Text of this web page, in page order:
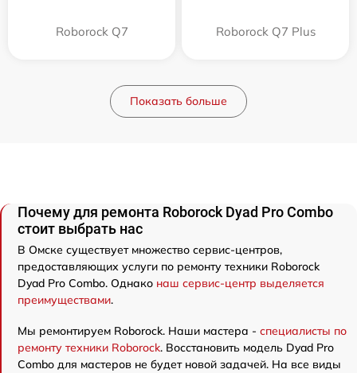
Roborock Q7 Roborock Q7 Plus
Показать больше
Почему для ремонта Roborock Dyad Pro Combo
стоит выбрать нас
В Омске существует множество сервис-центров,
предоставляющих услуги по ремонту техники Roborock
Dyad Pro Combo. Однако наш сервис-центр выделяется
преимуществами.
Мы ремонтируем Roborock. Наши мастера - специалисты по
ремонту техники Roborock. Восстановить модель Dyad Pro
Combo для мастеров не будет новой задачей. На все виды